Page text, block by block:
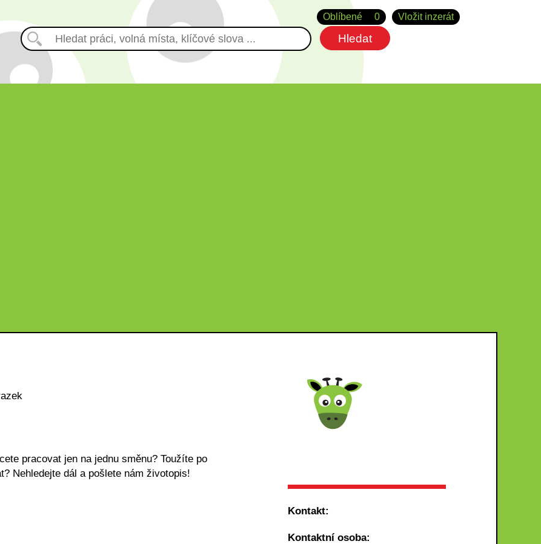
Vložit inzerát
Oblíbené 0
pracovat jen na jednu směnu? Toužíte po
Nehledejte dál a pošlete nám životopis!
Kontakt:
Kontaktní osoba: